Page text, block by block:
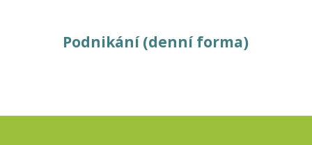
Podnikání (denní forma)